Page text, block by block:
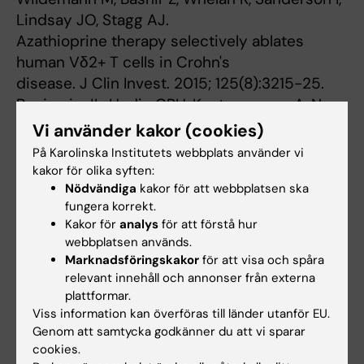
Lindsay JO, Stagg AJ.
Azathioprine therapy selectively ablates
human Vδ2+ T cells in Crohn's
disease. J Clin Invest. 2015; 125(8):3215-25.
Benjamin JL, Hedin CRH, Koutsoumpas A, Ng
SC, McCarthy NE, Prescott NJ,
Pessoa-Lopes P, Mathew CG, Sanderson JD,
Hart AL, Kamm MA, Knight SC, Forbes
A, Stagg AJ, Lindsay JO, Whelan K. Smokers
with active Crohn's disease have a
clinically relevant dysbiosis of the
gastrointestinal microbiota Inflammatory
Bowel Diseases 2012; 18(6): 1092–1100
Goodhand J, Hedin CR, Croft NM, Lindsay JO.
Adolescents with IBD: The
importance of structured transition care.
Journal of Crohn's and Colitis
Vi använder kakor (cookies)
På Karolinska Institutets webbplats använder vi
kakor för olika syften:
Nödvändiga kakor för att webbplatsen ska
fungera korrekt.
Kakor för analys för att förstå hur
webbplatsen används.
Marknadsföringskakor för att visa och spåra
relevant innehåll och annonser från externa
plattformar.
Viss information kan överföras till länder utanför EU.
Genom att samtycka godkänner du att vi sparar
cookies.